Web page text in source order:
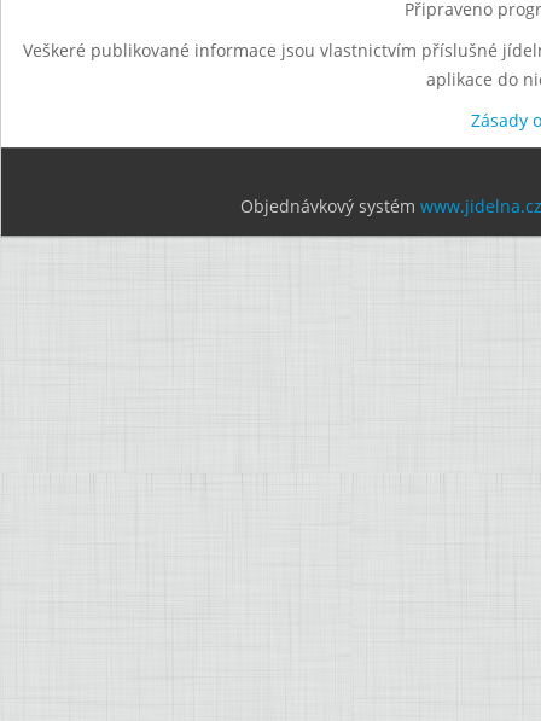
Připraveno
Veškeré publikované informace jsou vlastnictvím příslušné
aplikace do
Zásady
Objednávkový systém www.jidelna.cz